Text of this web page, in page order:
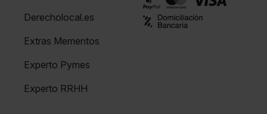
Derecholocal.es
Extras Mementos
Experto Pymes
Experto RRHH